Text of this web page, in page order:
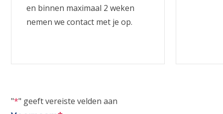
en binnen maximaal 2 weken
nemen we contact met je op.
"*" geeft vereiste velden aan